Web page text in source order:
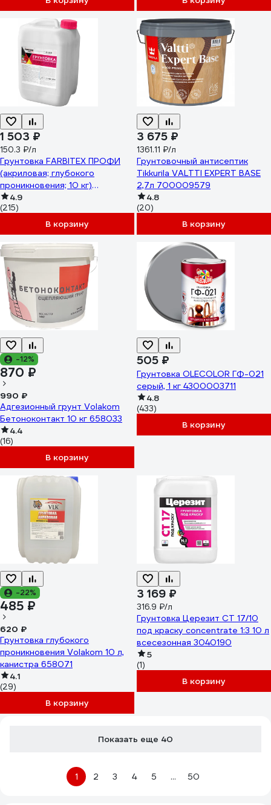
1 503 ₽
150.3 ₽/л
Грунтовка FARBITEX ПРОФИ
(акриловая; глубокого
проникновения; 10 кг)
4300002310
4.9
(215)
В корзину
3 675 ₽
1361.11 ₽/л
Грунтовочный антисептик
Tikkurila VALTTI EXPERT BASE
2,7л 700009579
4.8
(20)
В корзину
-12%
870 ₽
990 ₽
Адгезионный грунт Volakom
Бетоноконтакт 10 кг 658033
4.4
(16)
В корзину
505 ₽
Грунтовка OLECOLOR ГФ-021
серый, 1 кг 4300003711
4.8
(433)
В корзину
-22%
485 ₽
620 ₽
Грунтовка глубокого
проникновения Volakom 10 л,
канистра 658071
4.1
(29)
В корзину
3 169 ₽
316.9 ₽/л
Грунтовка Церезит CT 17/10
под краску concentrate 1:3 10 л
всесезонная 3040190
5
(1)
В корзину
Показать еще 40
1 2 3 4 5 ... 50